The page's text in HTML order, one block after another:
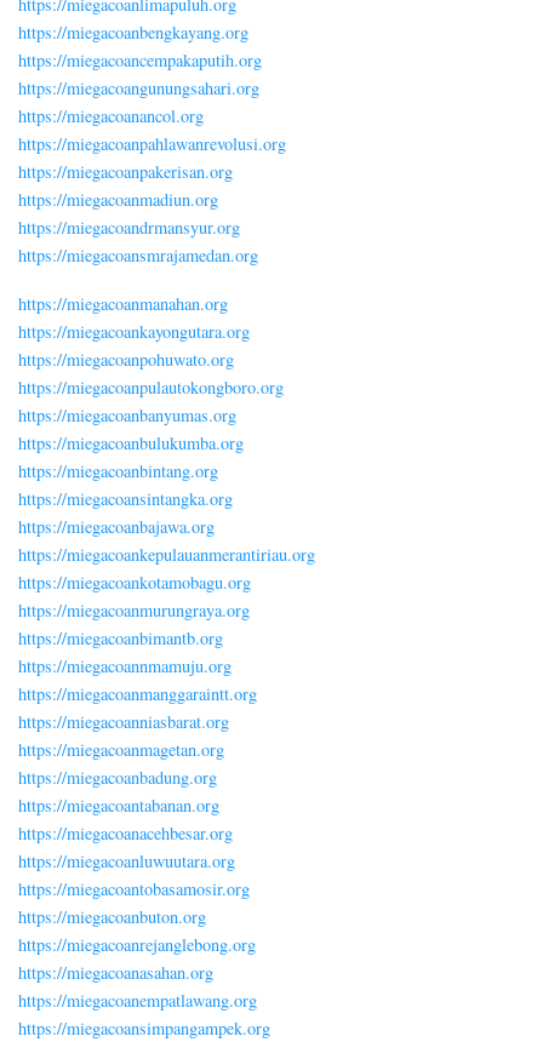
https://miegacoanbengkayang.org
https://miegacoancempakaputih.org
https://miegacoangunungsahari.org
https://miegacoanancol.org
https://miegacoanpahlawanrevolusi.org
https://miegacoanpakerisan.org
https://miegacoanmadiun.org
https://miegacoandrmansyur.org
https://miegacoansmrajamedan.org
https://miegacoanmanahan.org
https://miegacoankayongutara.org
https://miegacoanpohuwato.org
https://miegacoanpulautokongboro.org
https://miegacoanbanyumas.org
https://miegacoanbulukumba.org
https://miegacoanbintang.org
https://miegacoansintangka.org
https://miegacoanbajawa.org
https://miegacoankepulauanmerantiriau.org
https://miegacoankotamobagu.org
https://miegacoanmurungraya.org
https://miegacoanbimantb.org
https://miegacoannmamuju.org
https://miegacoanmanggaraintt.org
https://miegacoanniasbarat.org
https://miegacoanmagetan.org
https://miegacoanbadung.org
https://miegacoantabanan.org
https://miegacoanacehbesar.org
https://miegacoanluwuutara.org
https://miegacoantobasamosir.org
https://miegacoanbuton.org
https://miegacoanrejanglebong.org
https://miegacoanasahan.org
https://miegacoanempatlawang.org
https://miegacoansimpangampek.org